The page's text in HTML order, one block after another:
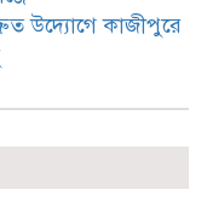
উদ্যোগে কাজীপুরে